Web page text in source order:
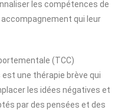
les compétences de
accompagnement qui leur
(TCC)
une thérapie brève qui
les idées négatives et
par des pensées et des